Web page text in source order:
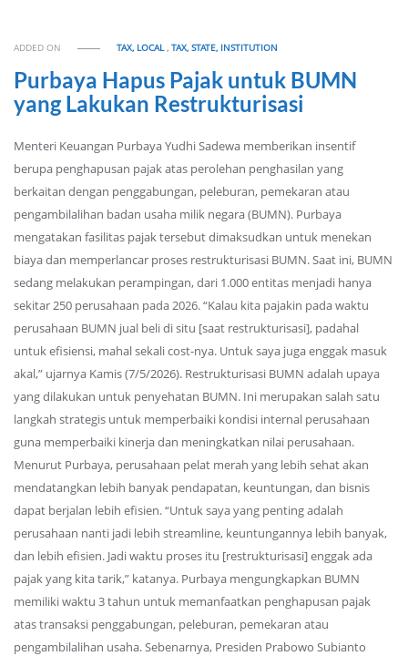
ADDED ON TAX, LOCAL,TAX, STATE, INSTITUTION
Purbaya Hapus Pajak untuk BUMN
yang Lakukan Restrukturisasi
Menteri Keuangan Purbaya Yudhi Sadewa memberikan insentif
berupa penghapusan pajak atas perolehan penghasilan yang
berkaitan dengan penggabungan, peleburan, pemekaran atau
pengambilalihan badan usaha milik negara (BUMN). Purbaya
mengatakan fasilitas pajak tersebut dimaksudkan untuk menekan
biaya dan memperlancar proses restrukturisasi BUMN. Saat ini, BUMN
sedang melakukan perampingan, dari 1.000 entitas menjadi hanya
sekitar 250 perusahaan pada 2026. “Kalau kita pajakin pada waktu
perusahaan BUMN jual beli di situ [saat restrukturisasi], padahal
untuk efisiensi, mahal sekali cost-nya. Untuk saya juga enggak masuk
akal,” ujarnya Kamis (7/5/2026). Restrukturisasi BUMN adalah upaya
yang dilakukan untuk penyehatan BUMN. Ini merupakan salah satu
langkah strategis untuk memperbaiki kondisi internal perusahaan
guna memperbaiki kinerja dan meningkatkan nilai perusahaan.
Menurut Purbaya, perusahaan pelat merah yang lebih sehat akan
mendatangkan lebih banyak pendapatan, keuntungan, dan bisnis
dapat berjalan lebih efisien. “Untuk saya yang penting adalah
perusahaan nanti jadi lebih streamline, keuntungannya lebih banyak,
dan lebih efisien. Jadi waktu proses itu [restrukturisasi] enggak ada
pajak yang kita tarik,” katanya. Purbaya mengungkapkan BUMN
memiliki waktu 3 tahun untuk memanfaatkan penghapusan pajak
atas transaksi penggabungan, peleburan, pemekaran atau
pengambilalihan usaha. Sebenarnya, Presiden Prabowo Subianto